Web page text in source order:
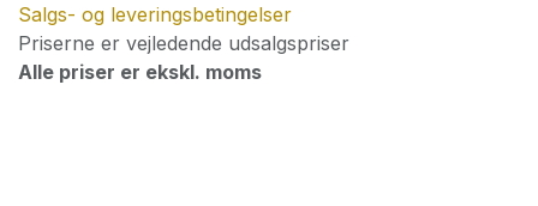
Salgs- og leveringsbetingelser
Priserne er vejledende udsalgspriser
Alle priser er ekskl. moms